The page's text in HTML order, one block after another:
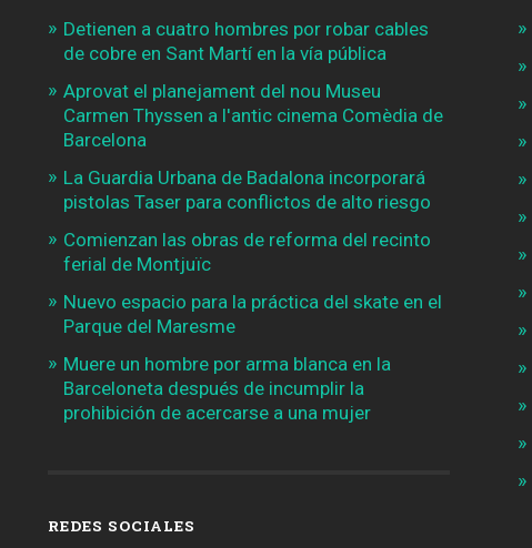
Detienen a cuatro hombres por robar cables
de cobre en Sant Martí en la vía pública
Aprovat el planejament del nou Museu
Carmen Thyssen a l'antic cinema Comèdia de
Barcelona
La Guardia Urbana de Badalona incorporará
pistolas Taser para conflictos de alto riesgo
Comienzan las obras de reforma del recinto
ferial de Montjuïc
Nuevo espacio para la práctica del skate en el
Parque del Maresme
Muere un hombre por arma blanca en la
Barceloneta después de incumplir la
prohibición de acercarse a una mujer
REDES SOCIALES